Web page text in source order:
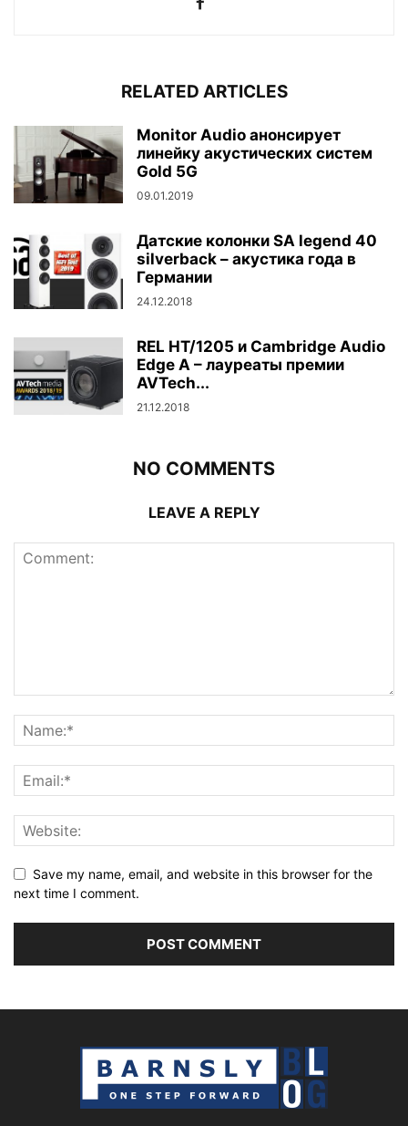
RELATED ARTICLES
Monitor Audio анонсирует
линейку акустических систем
Gold 5G
09.01.2019
Датские колонки SA legend 40
silverback – акустика года в
Германии
24.12.2018
REL HT/1205 и Cambridge Audio
Edge A – лауреаты премии
AVTech...
21.12.2018
NO COMMENTS
LEAVE A REPLY
Save my name, email, and website in this browser for the
next time I comment.